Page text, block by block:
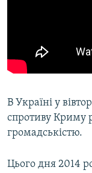
В Україні у
спротиву Криму
громадськістю.
Цього дня 2014